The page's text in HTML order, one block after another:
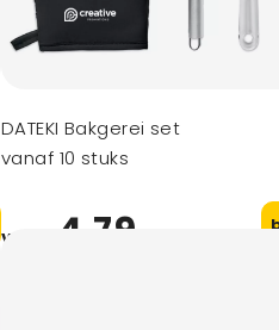
DATEKI Bakgerei set
vanaf 10 stuks
vanaf 4,79